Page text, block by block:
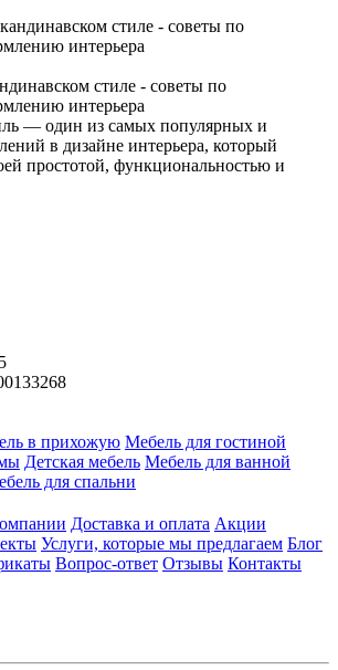
стиле - советы по
интерьера
— один из самых популярных и
в дизайне интерьера, который
простотой, функциональностью и
в прихожую Мебель для гостиной
Детская мебель Мебель для ванной
для спальни
Доставка и оплата Акции
Услуги, которые мы предлагаем Блог
Вопрос-ответ Отзывы Контакты